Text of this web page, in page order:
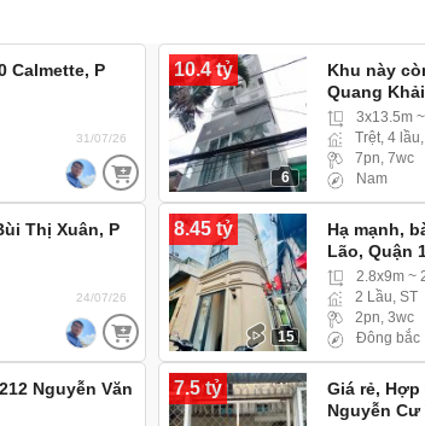
Calmette, P
31/07/26
10.4 tỷ
6
Khu này
Quang
3x13.5m
Trệt, 4
7pn, 7wc
Nam
Thị Xuân, P
24/07/26
8.45 tỷ
15
Hạ mạnh,
Lão, Quận
2.8x9m ~
2 Lầu, ST
2pn, 3wc
Đông bắc
Nguyễn Văn
7.5 tỷ
Giá rẻ, Hợp
Nguyễn Cư